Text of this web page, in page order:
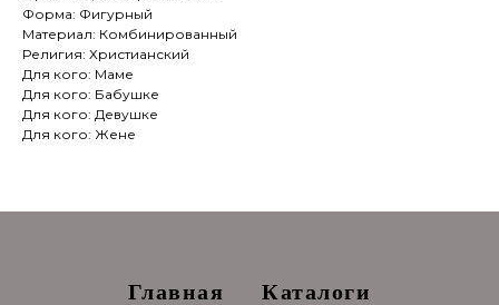
Форма: Фигурный
Материал: Комбинированный
Религия: Христианский
Для кого: Маме
Для кого: Бабушке
Для кого: Девушке
Для кого: Жене
Главная
Каталоги